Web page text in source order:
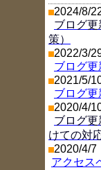
2024/8/
ブログ
策）
2022/3/
ブログ更
2021/5/
ブログ更
2020/4/
ブログ
けての対応
2020/4/7
アクセス